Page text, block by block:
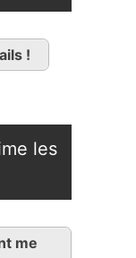
!
les
me